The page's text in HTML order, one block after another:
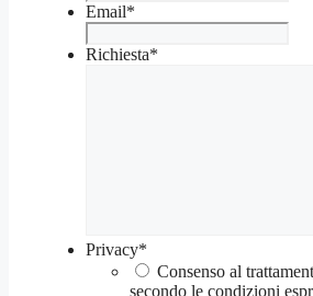
Email*
Richiesta*
Privacy*
Consenso al
secondo le condizioni